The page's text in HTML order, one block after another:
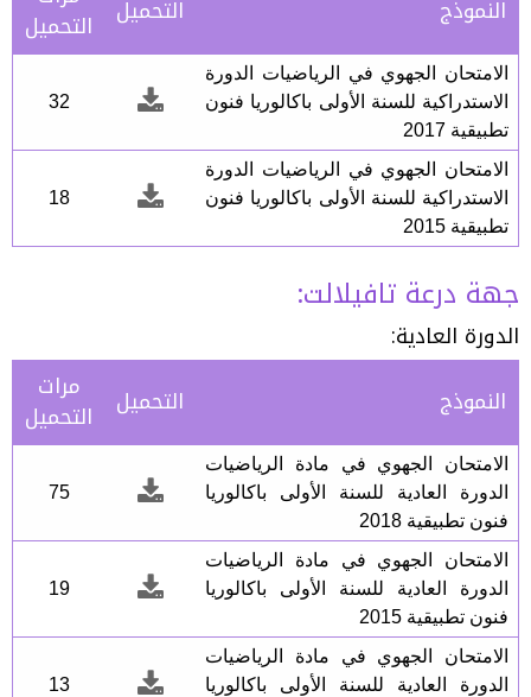
النموذج
التحميل التحميل
الامتحان الجهوي في الرياضيات الدورة
الاستدراكية للسنة الأولى باكالوريا فنون
تطبيقية 2017
32
الامتحان الجهوي في الرياضيات الدورة
الاستدراكية للسنة الأولى باكالوريا فنون
تطبيقية 2015
18
جهة درعة تافيلالت:
الدورة العادية:
النموذج
التحميل مرات
التحميل
الامتحان الجهوي في مادة الرياضيات
الدورة العادية للسنة الأولى باكالوريا
فنون تطبيقية 2018
75
الامتحان الجهوي في مادة الرياضيات
الدورة العادية للسنة الأولى باكالوريا
فنون تطبيقية 2015
19
الامتحان الجهوي في مادة الرياضيات
الدورة العادية للسنة الأولى باكالوريا
13